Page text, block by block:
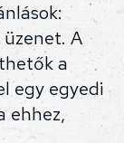
A
a
egy egyedi
ehhez,